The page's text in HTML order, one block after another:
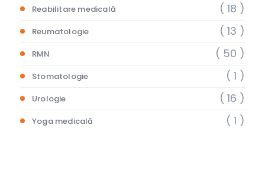
Reabilitare medicală ( 18 )
Reumatologie ( 13 )
RMN ( 50 )
Stomatologie ( 1 )
Urologie ( 16 )
Yoga medicală ( 1 )